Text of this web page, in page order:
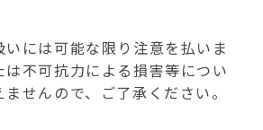
いには可能な限り注意を払いま
不可抗力による損害等につい
せんので、ご了承ください。